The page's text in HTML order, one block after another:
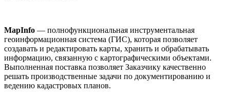
MapInfo — полнофункциональная инструментальная
геоинформационная система (ГИС), которая позволяет
создавать и редактировать карты, хранить и обрабатывать
информацию, связанную с картографическими объектами.
Выполненная поставка позволяет Заказчику качественно
решать производственные задачи по документированию и
ведению кадастровых планов.